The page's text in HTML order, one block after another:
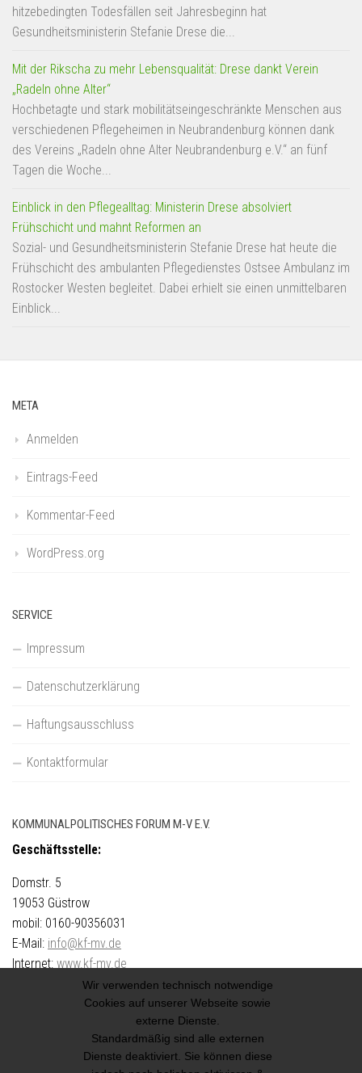
hitzebedingten Todesfällen seit Jahresbeginn hat
Gesundheitsministerin Stefanie Drese die...
Mit der Rikscha zu mehr Lebensqualität: Drese dankt Verein
„Radeln ohne Alter“
Hochbetagte und stark mobilitätseingeschränkte Menschen aus
verschiedenen Pflegeheimen in Neubrandenburg können dank
des Vereins „Radeln ohne Alter Neubrandenburg e.V.“ an fünf
Tagen die Woche...
Einblick in den Pflegealltag: Ministerin Drese absolviert
Frühschicht und mahnt Reformen an
Sozial- und Gesundheitsministerin Stefanie Drese hat heute die
Frühschicht des ambulanten Pflegedienstes Ostsee Ambulanz im
Rostocker Westen begleitet. Dabei erhielt sie einen unmittelbaren
Einblick...
META
Anmelden
Eintrags-Feed
Kommentar-Feed
WordPress.org
SERVICE
Impressum
Datenschutzerklärung
Haftungsausschluss
Kontaktformular
KOMMUNALPOLITISCHES FORUM M-V E.V.
Geschäftsstelle:
Domstr. 5
19053 Güstrow
mobil: 0160-90356031
E-Mail: info@kf-mv.de
Internet: www.kf-mv.de
(c) 2002-2022Wir verwenden technisch notwendige
Cookies auf unserer Webseite sowie
externe Dienste.
Standardmäßig sind alle externen
Dienste deaktiviert. Sie können diese